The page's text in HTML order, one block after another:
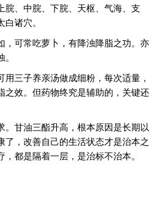
脘、中脘、下脘、天枢、气海、支
诸穴。
，可常吃萝卜，有降浊降脂之功。亦
三子养亲汤做成细粉，每次适量，
之效。但药物终究是辅助的，关键还
。甘油三酯升高，根本原因是长期以
了，改善自己的生活状态才是治本之
都是隔着一层，是治标不治本。